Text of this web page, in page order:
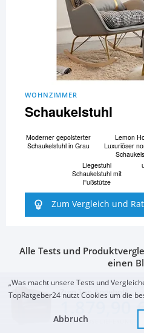
Zum Top Angebot
1.879,90
KOSTENLOSE LIEFERUNG
WOHNZIMMER
Schaukelstuhl
Moderner gepolsterter
Schaukelstuhl in Grau
Lemon
Luxuriöser
Liegestuhl
Schaukelstuhl mit
Fußstütze
Zum Vergleich und
Alle Tests und
einen
„Was macht unsere Tests und
TopRatgeber24 nutzt Cookies um die
Abbruch